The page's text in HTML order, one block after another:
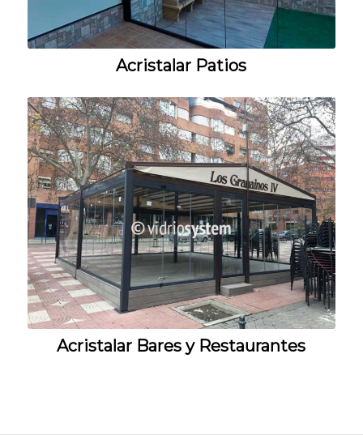
Acristalar Patios
Acristalar Bares y Restaurantes